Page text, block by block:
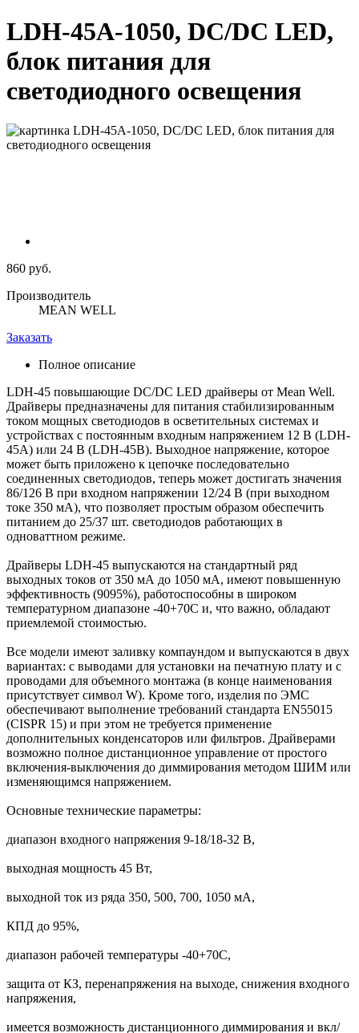
LDH-45A-1050, DC/DC LED,
блок питания для
светодиодного освещения
860 руб.
Производитель
MEAN WELL
Заказать
Полное описание
LDH-45 повышающие DC/DC LED драйверы от Mean Well.
Драйверы предназначены для питания стабилизированным
током мощных светодиодов в осветительных системах и
устройствах с постоянным входным напряжением 12 В (LDH-
45A) или 24 В (LDH-45B). Выходное напряжение, которое
может быть приложено к цепочке последовательно
соединенных светодиодов, теперь может достигать значения
86/126 В при входном напряжении 12/24 В (при выходном
токе 350 мА), что позволяет простым образом обеспечить
питанием до 25/37 шт. светодиодов работающих в
одноваттном режиме.
Драйверы LDH-45 выпускаются на стандартный ряд
выходных токов от 350 мА до 1050 мА, имеют повышенную
эффективность (9095%), работоспособны в широком
температурном диапазоне -40+70C и, что важно, обладают
приемлемой стоимостью.
Все модели имеют заливку компаундом и выпускаются в двух
вариантах: с выводами для установки на печатную плату и с
проводами для объемного монтажа (в конце наименования
присутствует символ W). Кроме того, изделия по ЭМС
обеспечивают выполнение требований стандарта EN55015
(CISPR 15) и при этом не требуется применение
дополнительных конденсаторов или фильтров. Драйверами
возможно полное дистанционное управление от простого
включения-выключения до диммирования методом ШИМ или
изменяющимся напряжением.
Основные технические параметры:
диапазон входного напряжения 9-18/18-32 В,
выходная мощность 45 Вт,
выходной ток из ряда 350, 500, 700, 1050 мА,
КПД до 95%,
диапазон рабочей температуры -40+70C,
защита от КЗ, перенапряжения на выходе, снижения входного
напряжения,
имеется возможность дистанционного диммирования и вкл/